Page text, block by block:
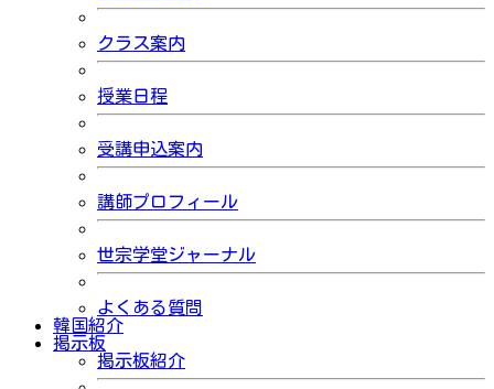
クラス案内
授業日程
受講申込案内
講師プロフィール
世宗学堂ジャーナル
よくある質問
韓国紹介
掲示板
掲示板紹介